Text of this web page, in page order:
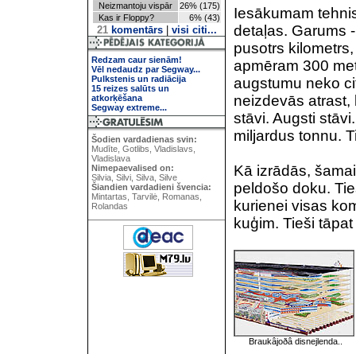
Neizmantoju vispār
26% (175)
Kas ir Floppy?
6% (43)
21komentārs| visi citi...
Redzam caur sienām!
Vēl nedaudz par Segway...
Pulkstenis un radiācija
15 reizes salūts un
atkorķēšana
Segway extreme...
Šodien vardadienas svin:
Mudīte, Gotlibs, Vladislavs,
Vladislava
Nimepaevalised on:
Silvia, Silvi, Silva, Silve
Šiandien vardadieni švencia:
Mintartas, Tarvilė, Romanas,
Rolandas
Iesākumam
detaļas. Garums
pusotrs
apmēram 300
augstumu neko
neizdevās atrast,
stāvi. Augsti
miljardus tonnu.
Kā izrādās,
peldošo doku.
kurienei visas
kuģim. Tieši
Braukâjoðâ disnejlenda..